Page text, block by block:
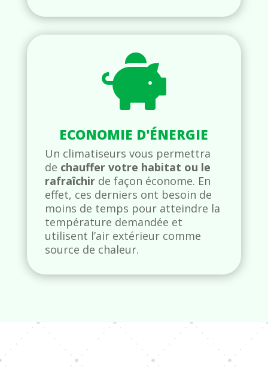

ECONOMIE D'ÉNERGIE
Un climatiseurs vous permettra
de chauffer votre habitat ou le
rafraîchirde façon économe. En
effet, ces derniers ont besoin de
moins de temps pour atteindre la
température demandée et
utilisent l’air extérieur comme
source de chaleur.